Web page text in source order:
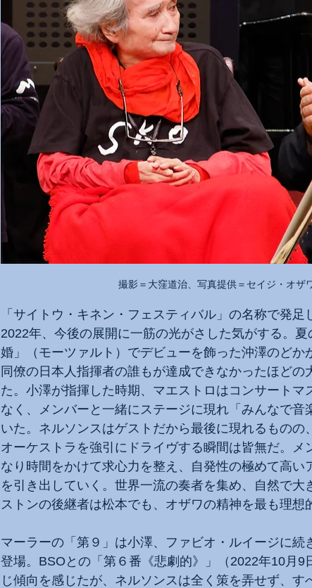
撮影＝大窪道治、写真提供＝セイジ・オザ
「サイトウ・キネン・フェスティバル」の名称で発
2022年、今後の展開に一筋の光がさした気がする。
婚」（モーツァルト）でデビューを飾った沖澤のどか
同僚の日本人指揮者の誰もが達成できなかったほど
た。小澤が指揮した時期、マエストロはコンサート
なく、メンバーと一緒にステージに現れ「みんなで音
いた。ネルソンスはゲストだから最後に現れるものの
オーケストラを強引にドライヴする瞬間は皆無だ。
なり時間をかけて求心力を整え、自発性の極めて高
を引き出していく。世界一流の奏者を集め、自然で
ストンの後継者は松本でも、オザワの精神を最も理想
マーラーの「第９」は小澤、ファビオ・ルイージに
登場。BSOとの「第６番《悲劇的》」（2022年10月9
じ傾向を感じたが、ネルソンスは全く策を弄せず、